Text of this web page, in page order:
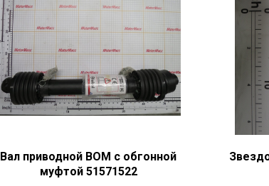
Вал приводной ВОМ с обгонной
муфтой 51571522